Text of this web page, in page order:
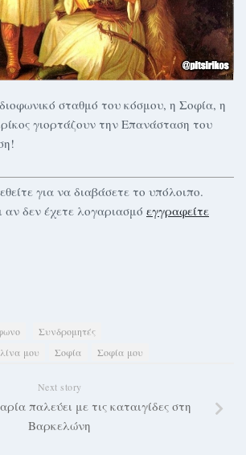
σταθμό του κόσμου, η Σοφία, η
γιορτάζουν την Επανάσταση του
για να διαβάσετε το υπόλοιπο.
αν δεν έχετε λογαριασμό εγγραφείτε
Συνδρομητές
μου Σοφία Σοφία μου
Next story
παλεύει με τις καταιγίδες στη
Βαρκελώνη